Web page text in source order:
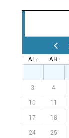
AL. AR.
3 4
10 11
17 18
24 25